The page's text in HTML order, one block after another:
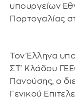
υπουργείων
Πορτογαλίας
Τον Έλληνα
ΣΤ' Κλάδου
Πανούσης, ο
Γενικού